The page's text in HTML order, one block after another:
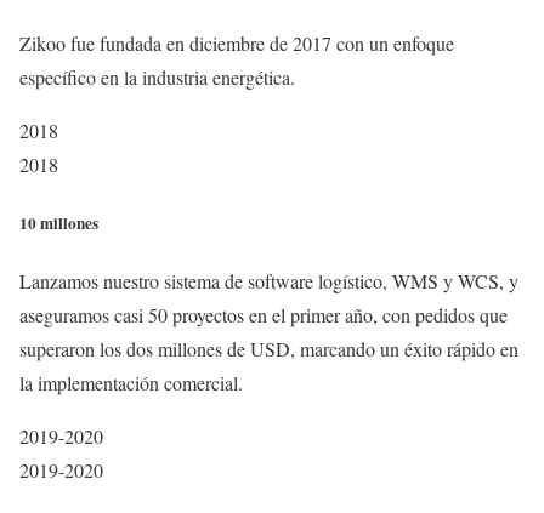
Zikoo fue fundada en diciembre de 2017 con un enfoque
específico en la industria energética.
2018
2018
10 millones
Lanzamos nuestro sistema de software logístico, WMS y WCS, y
aseguramos casi 50 proyectos en el primer año, con pedidos que
superaron los dos millones de USD, marcando un éxito rápido en
la implementación comercial.
2019-2020
2019-2020